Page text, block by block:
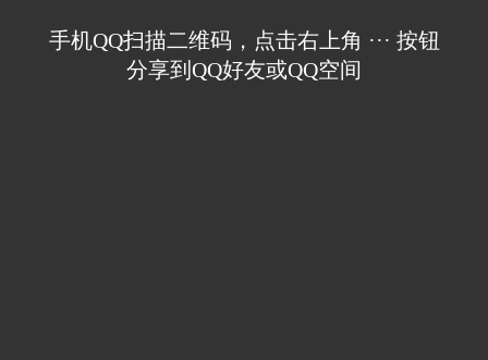
手机QQ扫描二维码，点击右上角 ··· 按钮
分享到QQ好友或QQ空间